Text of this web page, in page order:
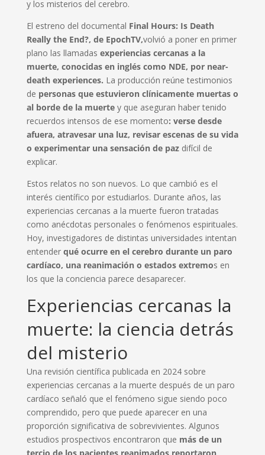
y los misterios del cerebro.
El estreno del documental Final Hours: Is Death
Really the End?, de EpochTV,volvió a poner en primer
plano las llamadas experiencias cercanas a la
muerte, conocidas en inglés como NDE, por near-
death experiences. La producción reúne testimonios
de personas que estuvieron clínicamente muertas o
al borde de la muerte y que aseguran haber tenido
recuerdos intensos de ese momento: verse desde
afuera, atravesar una luz, revisar escenas de su vida
o experimentar una sensación de paz difícil de
explicar.
Estos relatos no son nuevos. Lo que cambió es el
interés científico por estudiarlos. Durante años, las
experiencias cercanas a la muerte fueron tratadas
como anécdotas personales o fenómenos espirituales.
Hoy, investigadores de distintas universidades intentan
entenderqué ocurre en el cerebro durante un paro
cardíaco, una reanimación o estados extremos en
los que la conciencia parece desaparecer.
Experiencias cercanas la
muerte: la ciencia detrás
del misterio
Una revisión científica publicada en 2024 sobre
experiencias cercanas a la muerte después de un paro
cardíaco señaló que el fenómeno sigue siendo poco
comprendido, pero que puede aparecer en una
proporción significativa de sobrevivientes. Algunos
estudios prospectivos encontraron que más de un